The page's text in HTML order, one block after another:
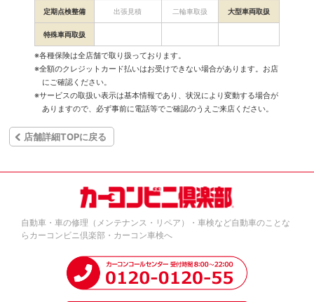
定期点検整備 出張見積 二輪車取扱 大型車両取扱
特殊車両取扱
※各種保険は全店舗で取り扱っております。
※全額のクレジットカード払いはお受けできない場合があります。お店
にご確認ください。
※サービスの取扱い表示は基本情報であり、状況により変動する場合が
ありますので、必ず事前に電話等でご確認のうえご来店ください。
店舗詳細TOPに戻る
自動車・車の修理（メンテナンス・リペア）・車検など自動車のことな
らカーコンビニ倶楽部・カーコン車検へ